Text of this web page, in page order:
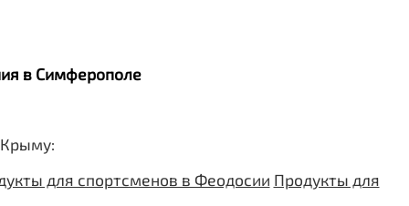
в Симферополе
Крыму:
для спортсменов в Феодосии Продукты для